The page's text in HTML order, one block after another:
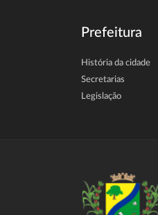
Prefeitura
História da cidade
Secretarias
Legislação